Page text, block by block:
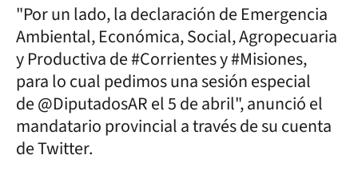
"Por un lado, la declaración de Emergencia
Ambiental, Económica, Social, Agropecuaria
y Productiva de #Corrientes y #Misiones,
para lo cual pedimos una sesión especial
de @DiputadosAR el 5 de abril", anunció el
mandatario provincial a través de su cuenta
de Twitter.